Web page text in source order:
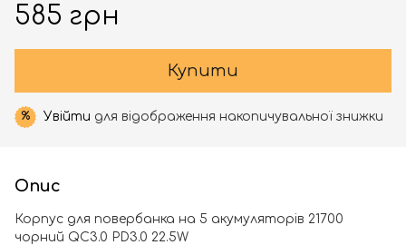
585 грн
Купити
% Увійти для відображення накопичувальної знижки
Опис
Корпус для повербанка на 5 акумуляторів 21700
чорний QC3.0 PD3.0 22.5W